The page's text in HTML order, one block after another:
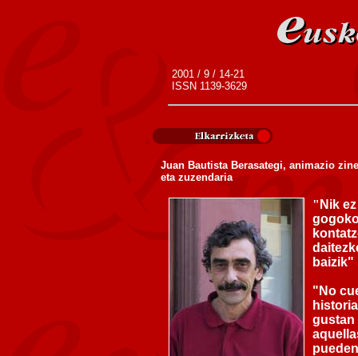
2001 / 9 / 14-21
ISSN 1139-3629
Juan Bautista Berasategi, animazio
eta zuzendaria
" Nik
baizik"
" No
gustan